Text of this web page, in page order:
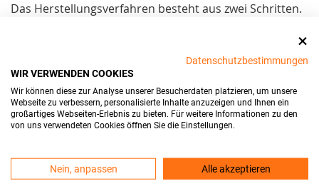
Das Herstellungsverfahren besteht aus zwei Schritten.
werden Buchstaben- und Zahlenblöcke ausgewählt und
unter hohem Druck in das Aluminium-Blech
hineingedrückt. Auf diesen Schritt folgt das Schwärzen.
EineHeißklebefoliewird dabei über das Schild
gezogen und färbt alle erhobenen Bereiche ein. Der
Vorgang wird Schwärzen genannt, da die Folie meist
das gleiche Verfahren mit einer anderen Folie
Datenschutzbestimmungen
WIR VERWENDEN COOKIES
Wir können diese zur Analyse unserer Besucherdaten platzieren, um unsere
Webseite zu verbessern, personalisierte Inhalte anzuzeigen und Ihnen ein
großartiges Webseiten-Erlebnis zu bieten. Für weitere Informationen zu den
von uns verwendeten Cookies öffnen Sie die Einstellungen.
Nein, anpassen Alle akzeptieren